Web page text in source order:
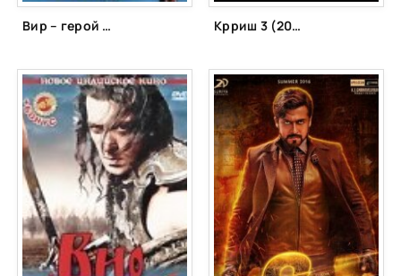
Вир – герой народа (2010) Крриш 3 (2013)